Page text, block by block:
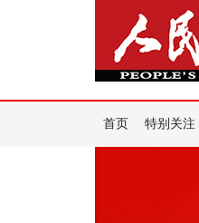
首页 特别关注